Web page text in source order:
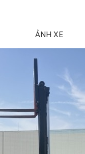
ẢNH XE